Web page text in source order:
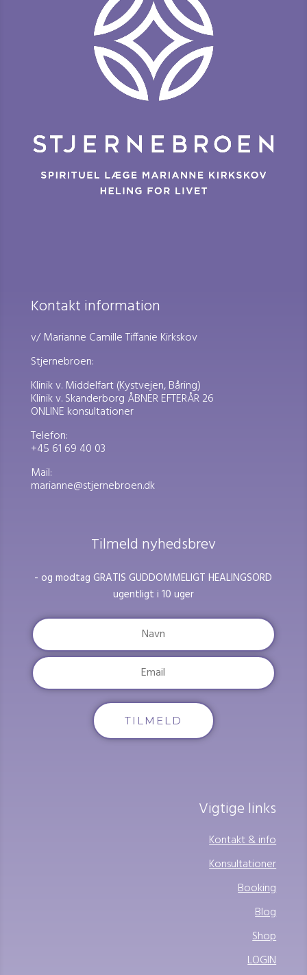
Kontakt information
v/ Marianne Camille Tiffanie Kirkskov
Stjernebroen:
Klinik v. Middelfart (Kystvejen, Båring)
Klinik v. Skanderborg ÅBNER EFTERÅR 26
ONLINE konsultationer
Telefon:
+45 61 69 40 03
Mail:
marianne@stjernebroen.dk
Tilmeld nyhedsbrev
- og modtag GRATIS GUDDOMMELIGT HEALINGSORD
ugentligt i 10 uger
TILMELD
Vigtige links
Kontakt & info
Konsultationer
Booking
Blog
Shop
LOGIN